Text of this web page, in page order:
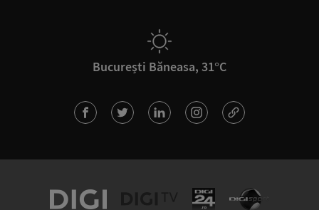
București Băneasa, 31°C